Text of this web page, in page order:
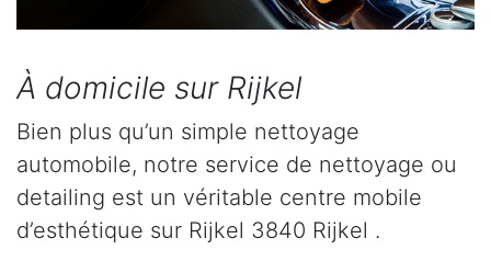
À domicile sur Rijkel
Bien plus qu’un simple nettoyage
automobile, notre service de nettoyage ou
detailing est un véritable centre mobile
d’esthétique sur Rijkel 3840 Rijkel .